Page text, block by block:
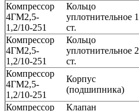
Компрессор
4ГМ2,5-
1,2/10-251
Кольцо
уплотнительное 1
ст.
Компрессор
4ГМ2,5-
1,2/10-251
Кольцо
уплотнительное 2
ст.
Компрессор
4ГМ2,5-
1,2/10-251
Корпус
(подшипника)
Компрессор
Клапан